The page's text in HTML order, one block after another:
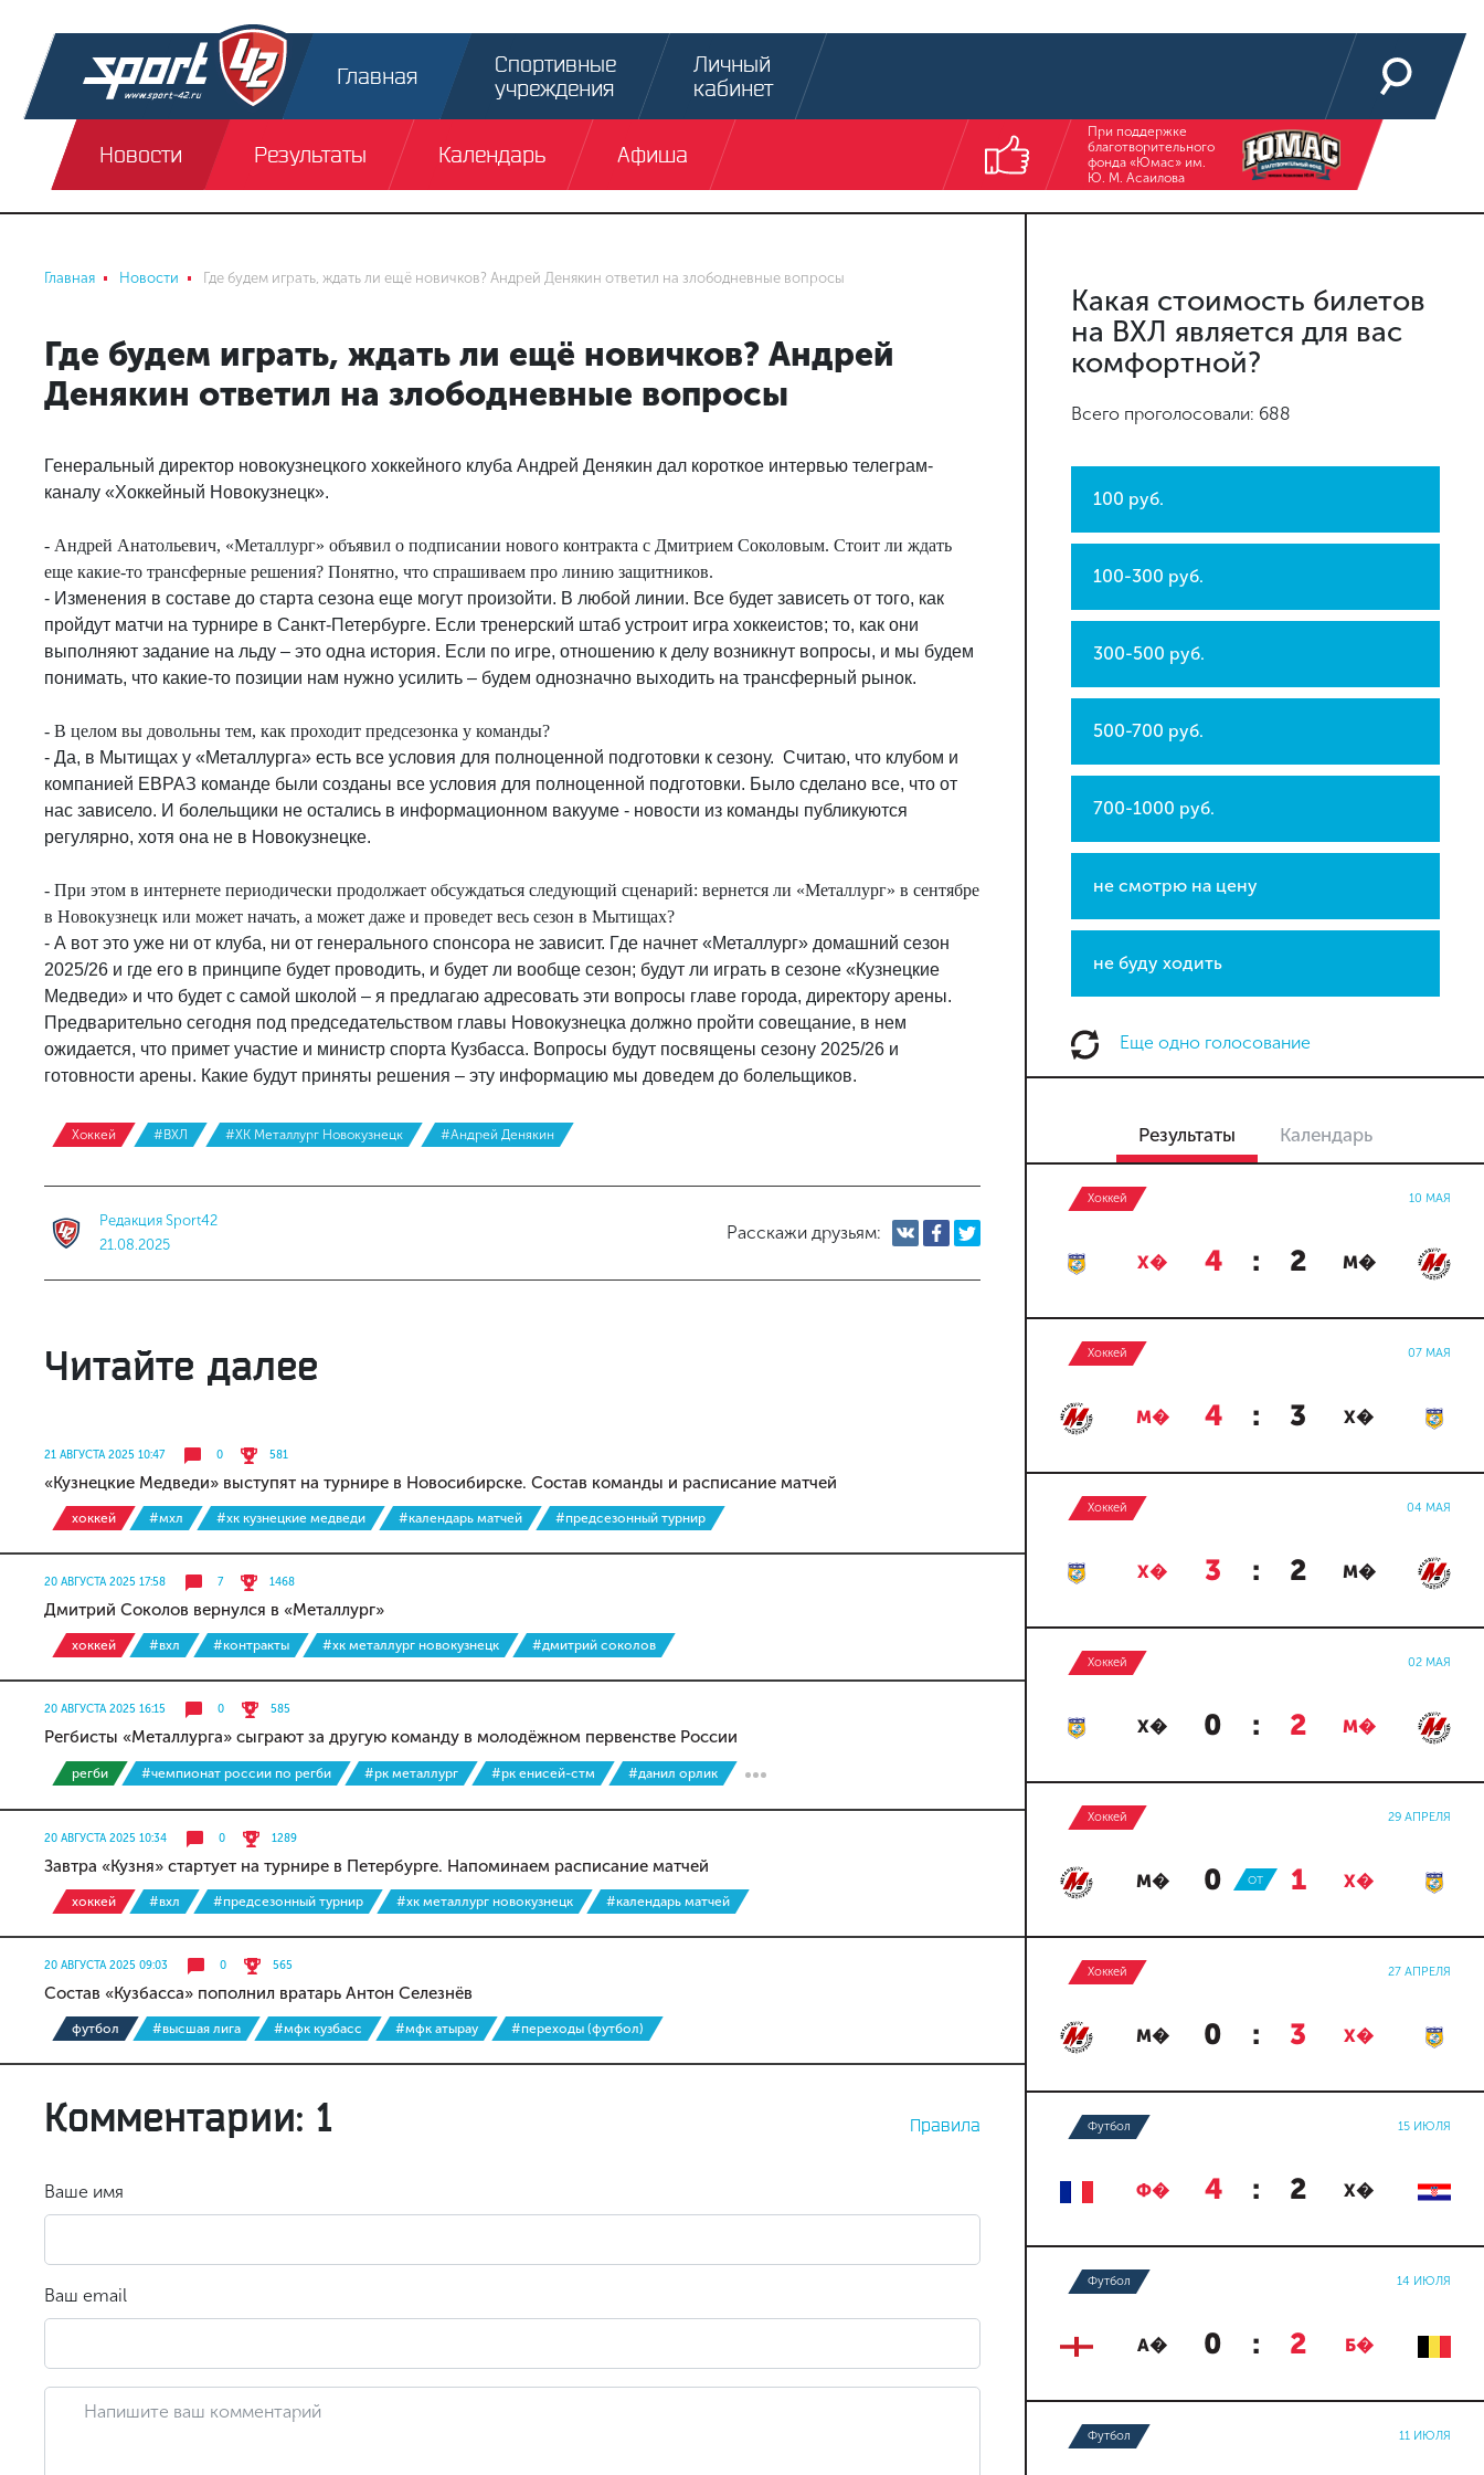
Главная
Спортивные
учреждения
Личный
кабинет
Новости Результаты Календарь Афиша
При поддержке
благотворительного
фонда «Юмас» им.
Ю. М. Асаилова
Главная Новости Где будем играть, ждать ли ещё новичков? Андрей Денякин ответил на злободневные вопросы
Где будем играть, ждать ли ещё новичков? Андрей
Денякин ответил на злободневные вопросы
Генеральный директор новокузнецкого хоккейного клуба Андрей Денякин дал короткое интервью телеграм-
каналу «Хоккейный Новокузнецк».
- Андрей Анатольевич, «Металлург» объявил о подписании нового контракта с Дмитрием Соколовым. Стоит ли ждать
еще какие-то трансферные решения? Понятно, что спрашиваем про линию защитников.
- Изменения в составе до старта сезона еще могут произойти. В любой линии. Все будет зависеть от того, как
пройдут матчи на турнире в Санкт-Петербурге. Если тренерский штаб устроит игра хоккеистов; то, как они
выполняют задание на льду – это одна история. Если по игре, отношению к делу возникнут вопросы, и мы будем
понимать, что какие-то позиции нам нужно усилить – будем однозначно выходить на трансферный рынок.
- В целом вы довольны тем, как проходит предсезонка у команды?
- Да, в Мытищах у «Металлурга» есть все условия для полноценной подготовки к сезону. Считаю, что клубом и
компанией ЕВРАЗ команде были созданы все условия для полноценной подготовки. Было сделано все, что от
нас зависело. И болельщики не остались в информационном вакууме - новости из команды публикуются
регулярно, хотя она не в Новокузнецке.
- При этом в интернете периодически продолжает обсуждаться следующий сценарий: вернется ли «Металлург» в сентябре
в Новокузнецк или может начать, а может даже и проведет весь сезон в Мытищах?
- А вот это уже ни от клуба, ни от генерального спонсора не зависит. Где начнет «Металлург» домашний сезон
2025/26 и где его в принципе будет проводить, и будет ли вообще сезон; будут ли играть в сезоне «Кузнецкие
Медведи» и что будет с самой школой – я предлагаю адресовать эти вопросы главе города, директору арены.
Предварительно сегодня под председательством главы Новокузнецка должно пройти совещание, в нем
ожидается, что примет участие и министр спорта Кузбасса. Вопросы будут посвящены сезону 2025/26 и
готовности арены. Какие будут приняты решения – эту информацию мы доведем до болельщиков.
Хоккей #ВХЛ #ХК Металлург Новокузнецк #Андрей Денякин
Редакция Sport42
21.08.2025
Расскажи друзьям:
Читайте далее
21 АВГУСТА 2025 10:47 0 581
«Кузнецкие Медведи» выступят на турнире в Новосибирске. Состав команды и расписание матчей
хоккей #мхл #хк кузнецкие медведи #календарь матчей #предсезонный турнир
20 АВГУСТА 2025 17:58 7 1468
Дмитрий Соколов вернулся в «Металлург»
хоккей #вхл #контракты #хк металлург новокузнецк #дмитрий соколов
20 АВГУСТА 2025 16:15 0 585
Регбисты «Металлурга» сыграют за другую команду в молодёжном первенстве России
регби #чемпионат россии по регби #рк металлург #рк енисей-стм #данил орлик
20 АВГУСТА 2025 10:34 0 1289
Завтра «Кузня» стартует на турнире в Петербурге. Напоминаем расписание матчей
хоккей #вхл #предсезонный турнир #хк металлург новокузнецк #календарь матчей
20 АВГУСТА 2025 09:03 0 565
Состав «Кузбасса» пополнил вратарь Антон Селезнёв
футбол #высшая лига #мфк кузбасс #мфк атырау #переходы (футбол)
Комментарии: 1 Правила
Ваше имя
Ваш email
Какая стоимость билетов
на ВХЛ является для вас
комфортной?
Всего проголосовали: 688
100 руб.
100-300 руб.
300-500 руб.
500-700 руб.
700-1000 руб.
не смотрю на цену
не буду ходить
Еще одно голосование
Результаты Календарь
Хоккей 10 МАЯ
Х� 4 : 2 М�
Хоккей 07 МАЯ
М� 4 : 3 Х�
Хоккей 04 МАЯ
Х� 3 : 2 М�
Хоккей 02 МАЯ
Х� 0 : 2 М�
Хоккей 29 АПРЕЛЯ
М� 0 : 1 Х�
ОТ
Хоккей 27 АПРЕЛЯ
М� 0 : 3 Х�
Футбол 15 ИЮЛЯ
Ф� 4 : 2 Х�
Футбол 14 ИЮЛЯ
А� 0 : 2 Б�
Футбол 11 ИЮЛЯ